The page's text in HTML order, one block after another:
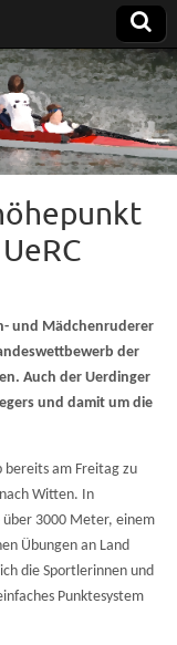
und Mädchenruderer
der
Auch der Uerdinger
und damit um die
am Freitag zu
Witten. In
3000 Meter, einem
Übungen an Land
die Sportlerinnen und
Punktesystem